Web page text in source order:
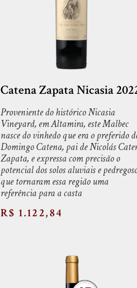
Catena Zapata Nicasia
Proveniente do histórico Nicasia
Vineyard, em Altamira, este Malbec
nasce do vinhedo que era o preferido
Domingo Catena, pai de Nicolás
Zapata, e expressa com precisão o
potencial dos solos aluviais e
que tornaram essa região uma
referência para a casta
R$ 1.122,84